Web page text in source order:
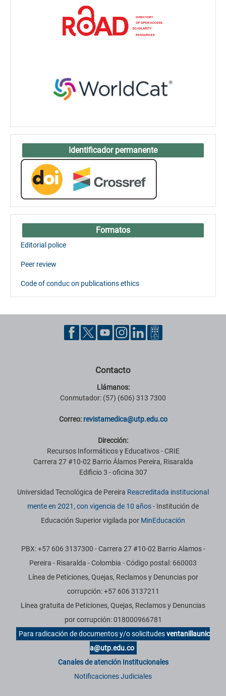
Identificador permanente
Formatos
Editorial police
Peer review
Code of conduc on publications ethics
Contacto
Llámanos:
Conmutador: (57) (606) 313 7300
Correo: revistamedica@utp.edu.co
Dirección:
Recursos Informáticos y Educativos - CRIE
Carrera 27 #10-02 Barrio Álamos Pereira, Risaralda
Edificio 3 - oficina 307
Universidad Tecnológica de Pereira Reacreditada institucional
mente en 2021, con vigencia de 10 años- Institución de
Educación Superior vigilada por MinEducación
PBX: +57 606 3137300 - Carrera 27 #10-02 Barrio Alamos -
Pereira - Risaralda - Colombia - Código postal: 660003
Línea de Peticiones, Quejas, Reclamos y Denuncias por
corrupción: +57 606 3137211
Línea gratuita de Peticiones, Quejas, Reclamos y Denuncias
por corrupción: 018000966781
Para radicación de documentos y/o solicitudesventanillaunic
a@utp.edu.co
Canales de atención Institucionales
Notificaciones Judiciales